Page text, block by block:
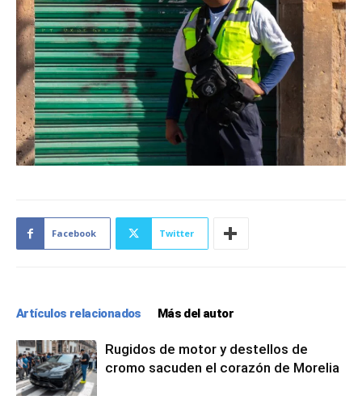
Facebook Twitter
Artículos relacionados Más del autor
Rugidos de motor y destellos de
cromo sacuden el corazón de Morelia